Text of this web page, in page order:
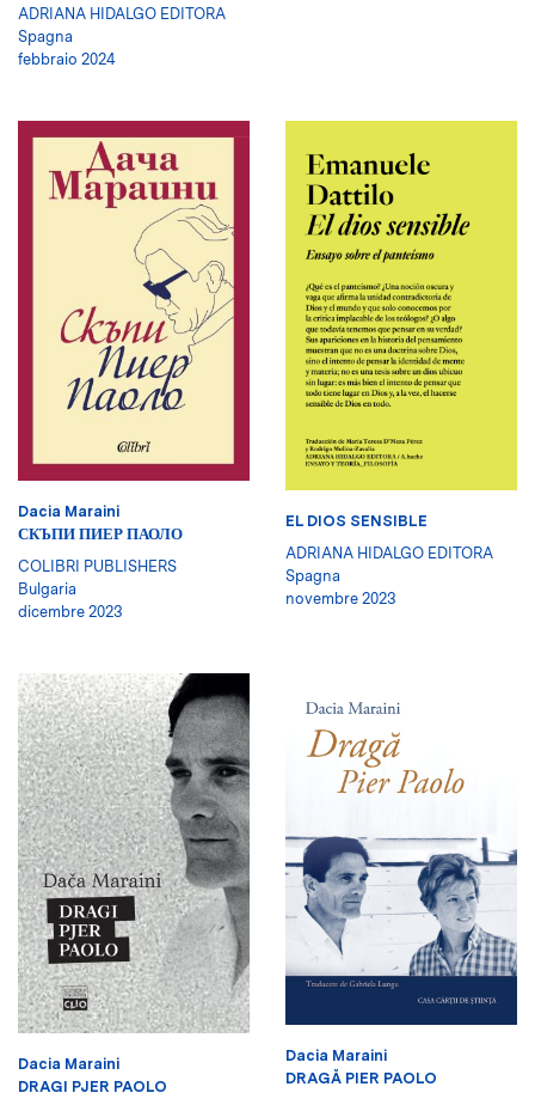
ADRIANA HIDALGO EDITORA
Spagna
febbraio 2024
Dacia Maraini
СКЪПИ ПИЕР ПАОЛО
COLIBRI PUBLISHERS
Bulgaria
dicembre 2023
EL DIOS SENSIBLE
ADRIANA HIDALGO EDITORA
Spagna
novembre 2023
Dacia Maraini
DRAGI PJER PAOLO
Dacia Maraini
DRAGĂ PIER PAOLO